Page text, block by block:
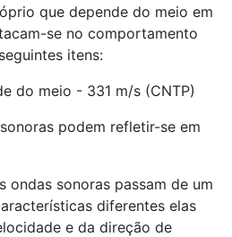
que depende do meio em
se no comportamento
itens:
do meio - 331 m/s (CNTP)
podem refletir-se em
ondas sonoras passam de um
diferentes elas
e da direção de